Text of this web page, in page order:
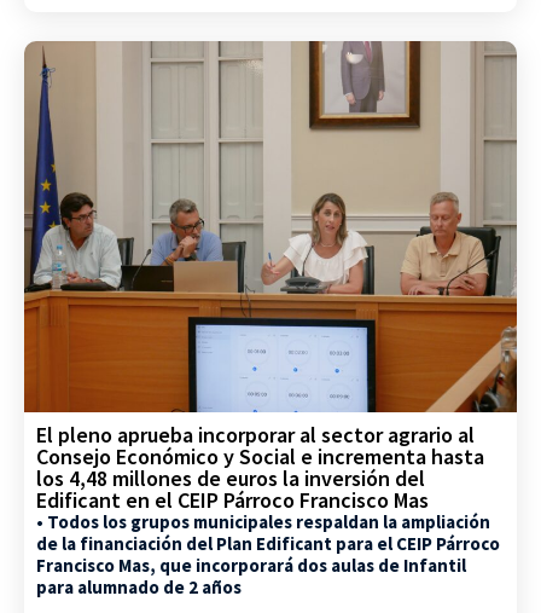
El pleno aprueba incorporar al sector agrario al
Consejo Económico y Social e incrementa hasta
los 4,48 millones de euros la inversión del
Edificant en el CEIP Párroco Francisco Mas
• Todos los grupos municipales respaldan la ampliación
de la financiación del Plan Edificant para el CEIP Párroco
Francisco Mas, que incorporará dos aulas de Infantil
para alumnado de 2 años